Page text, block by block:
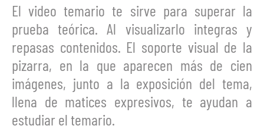
El video temario te sirve para superar la
prueba teórica. Al visualizarlo integras y
repasas contenidos. El soporte visual de la
pizarra, en la que aparecen más de cien
imágenes, junto a la exposición del tema,
llena de matices expresivos, te ayudan a
estudiar el temario.